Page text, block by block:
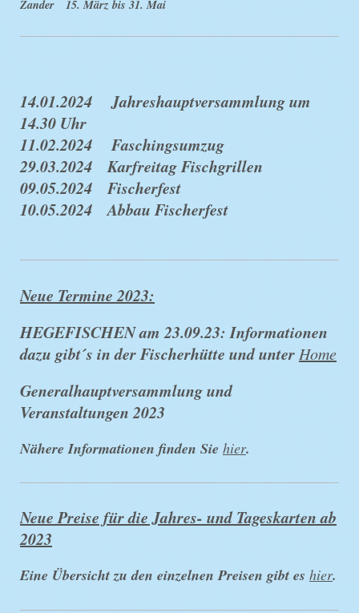
Zander 15. März bis 31. Mai
14.01.2024 Jahreshauptversammlung um
14.30 Uhr
11.02.2024 Faschingsumzug
29.03.2024 Karfreitag Fischgrillen
09.05.2024 Fischerfest
10.05.2024 Abbau Fischerfest
Neue Termine 2023:
HEGEFISCHEN am 23.09.23: Informationen
dazu gibt´s in der Fischerhütte und unter Home
Generalhauptversammlung und
Veranstaltungen 2023
Nähere Informationen finden Sie hier.
Neue Preise für die Jahres- und Tageskarten ab
2023
Eine Übersicht zu den einzelnen Preisen gibt es hier.